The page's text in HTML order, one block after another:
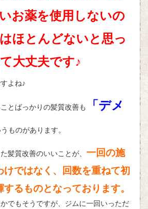
お薬を使用しないの
ほとんどないと思っ
大丈夫です♪
よね♪
とばっかりの髪質改善も
「デメ
ものがあります。
髪質改善のいいことが、 一回の施
けではなく、回数を重ねて初
るものとなっております。
でもそうですが、ジムに一回いっただ